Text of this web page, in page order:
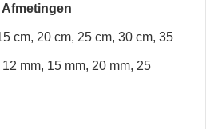
cm, 20 cm, 25 cm, 30 cm, 35
mm, 15 mm, 20 mm, 25